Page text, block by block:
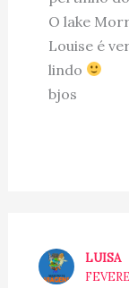
O lake
Louise é
lindo
bjos
LUISA